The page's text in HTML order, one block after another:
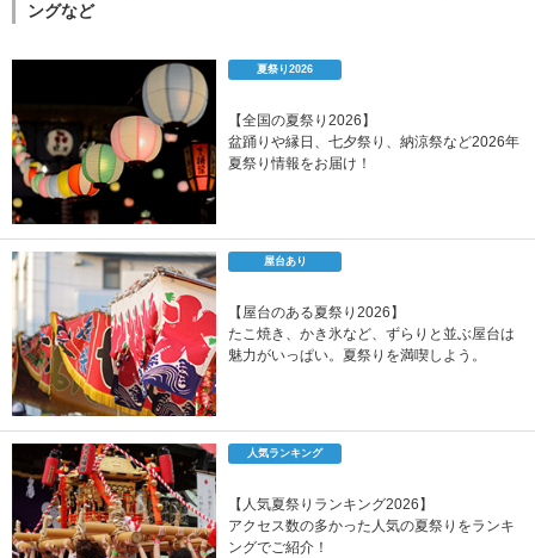
ングなど
夏祭り2026
【全国の夏祭り2026】
盆踊りや縁日、七夕祭り、納涼祭など2026年
夏祭り情報をお届け！
屋台あり
【屋台のある夏祭り2026】
たこ焼き、かき氷など、ずらりと並ぶ屋台は
魅力がいっぱい。夏祭りを満喫しよう。
人気ランキング
【人気夏祭りランキング2026】
アクセス数の多かった人気の夏祭りをランキ
ングでご紹介！